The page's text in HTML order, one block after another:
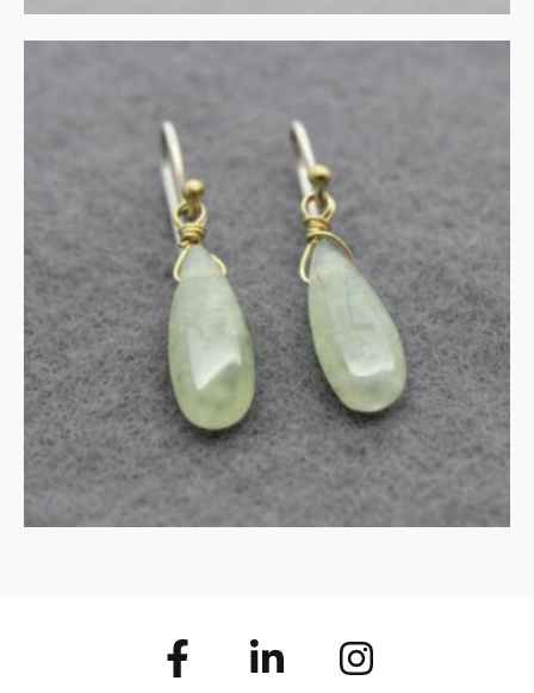
UITVERKOCHT
Prehniet in zilver en goud
€135.00
MEER INFORMATIE